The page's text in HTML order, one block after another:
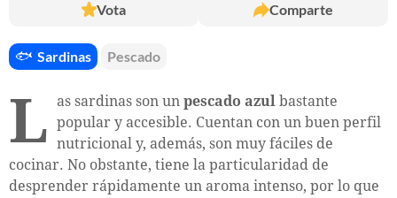
Vota Comparte
🐟 Sardinas Pescado
L as sardinas son un pescado azul bastante
popular y accesible. Cuentan con un buen perfil
nutricional y, además, son muy fáciles de
cocinar. No obstante, tiene la particularidad de
desprender rápidamente un aroma intenso, por lo que